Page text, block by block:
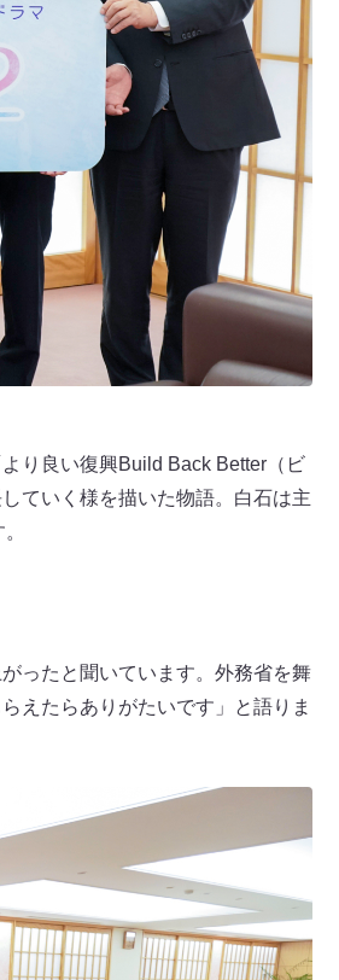
り良い復興Build Back Better（ビ
ていく様を描いた物語。白石は主
ったと聞いています。外務省を舞
えたらありがたいです」と語りま